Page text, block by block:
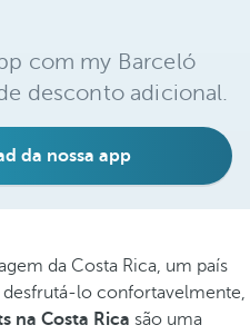
com my Barceló
desconto adicional.
da nossa app
da Costa Rica, um país
desfrutá-lo confortavelmente,
na Costa Rica são uma